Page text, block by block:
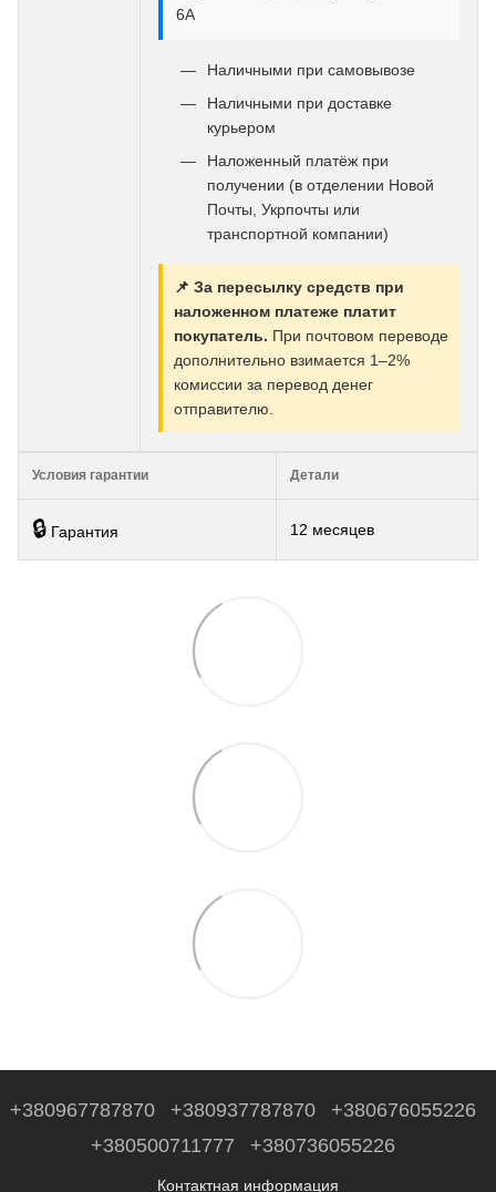
6А
Наличными при самовывозе
Наличными при доставке
курьером
Наложенный платёж при
получении (в отделении Новой
Почты, Укрпочты или
транспортной компании)
📌 За пересылку средств при
наложенном платеже платит
покупатель. При почтовом переводе
дополнительно взимается 1–2%
комиссии за перевод денег
отправителю.
Условия гарантии Детали
🔒 Гарантия 12 месяцев
+380967787870 +380937787870
+380676055226
+380500711777
+380736055226
Контактная информация